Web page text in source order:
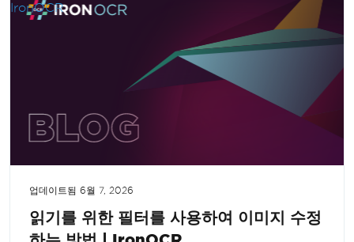
업데이트됨 6월 7, 2026
읽기를 위한 필터를 사용하여 이미지 수정